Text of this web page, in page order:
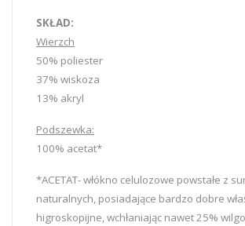
SKŁAD:
Wierzch
50% poliester
37% wiskoza
13% akryl
Podszewka:
100% acetat*
*ACETAT- włókno celulozowe powstałe z
naturalnych, posiadające bardzo dobre
higroskopijne, wchłaniając nawet 25%